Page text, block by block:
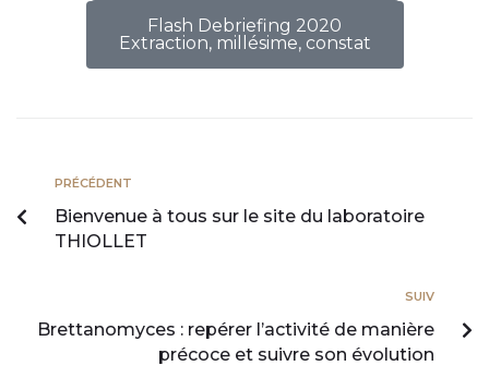
Flash Debriefing 2020
Extraction, millésime, constat
PRÉCÉDENT
Bienvenue à tous sur le site du laboratoire
THIOLLET
SUIV
Brettanomyces : repérer l’activité de manière
précoce et suivre son évolution